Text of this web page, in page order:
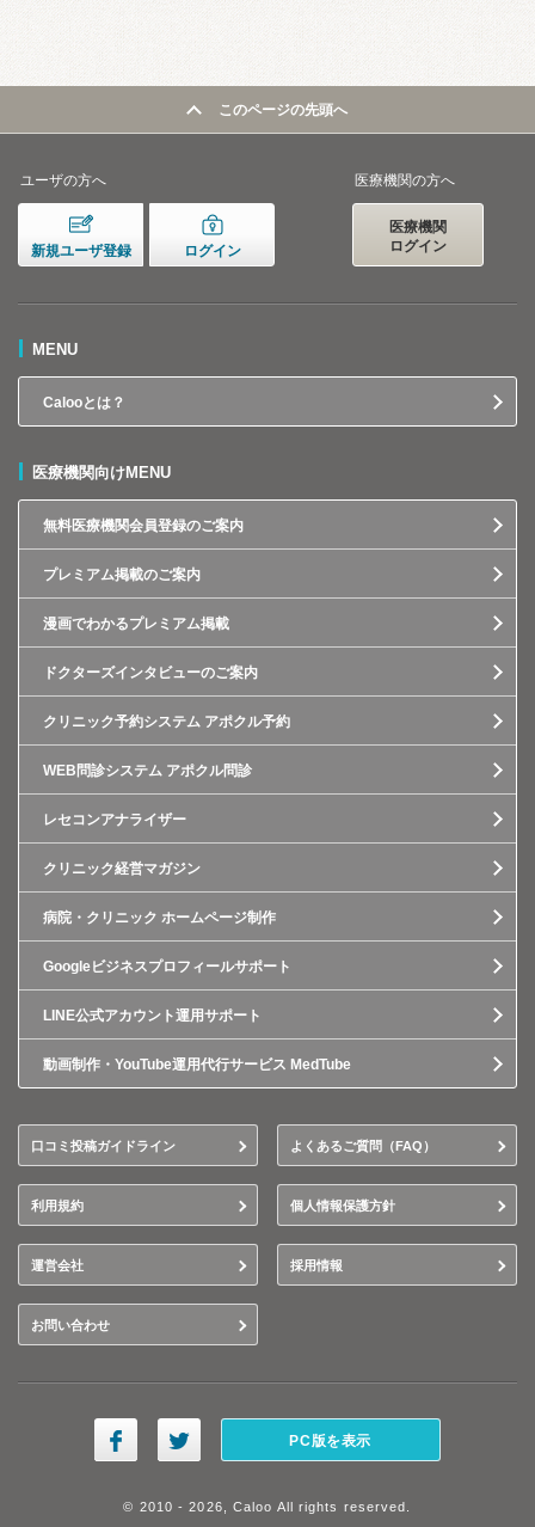
このページの先頭へ
ユーザの方へ
新規ユーザ登録 ログイン
医療機関の方へ
医療機関
ログイン
MENU
Calooとは？
医療機関向けMENU
無料医療機関会員登録のご案内
プレミアム掲載のご案内
漫画でわかるプレミアム掲載
ドクターズインタビューのご案内
クリニック予約システム アポクル予約
WEB問診システム アポクル問診
レセコンアナライザー
クリニック経営マガジン
病院・クリニック ホームページ制作
Googleビジネスプロフィールサポート
LINE公式アカウント運用サポート
動画制作・YouTube運用代行サービス MedTube
口コミ投稿ガイドライン よくあるご質問（FAQ）
利用規約 個人情報保護方針
運営会社 採用情報
お問い合わせ
PC版を表示
© 2010 - 2026, Caloo All rights reserved.